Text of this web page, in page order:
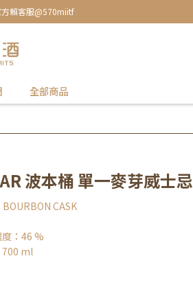
賴客服@570miitf
全部商品
波本桶 單一麥芽威士忌
BOURBON CASK
：46 %
700 ml